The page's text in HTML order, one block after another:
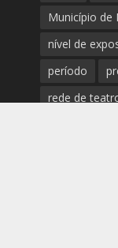
Município de
nível de
período
rede de